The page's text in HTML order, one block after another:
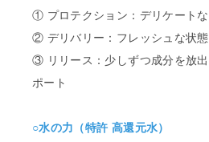
① プロテクション：デリケート
② デリバリー：フレッシュな状
③ リリース：少しずつ成分を放
ポート
○水の力（特許 高還元水）